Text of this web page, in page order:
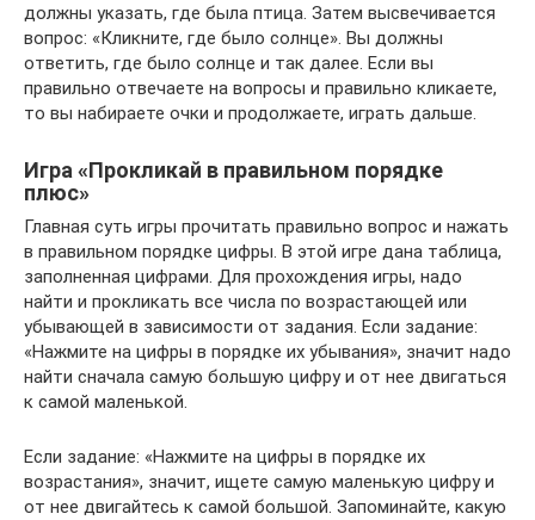
должны указать, где была птица. Затем высвечивается
вопрос: «Кликните, где было солнце». Вы должны
ответить, где было солнце и так далее. Если вы
правильно отвечаете на вопросы и правильно кликаете,
то вы набираете очки и продолжаете, играть дальше.
Игра «Прокликай в правильном порядке
плюс»
Главная суть игры прочитать правильно вопрос и нажать
в правильном порядке цифры. В этой игре дана таблица,
заполненная цифрами. Для прохождения игры, надо
найти и прокликать все числа по возрастающей или
убывающей в зависимости от задания. Если задание:
«Нажмите на цифры в порядке их убывания», значит надо
найти сначала самую большую цифру и от нее двигаться
к самой маленькой.
Если задание: «Нажмите на цифры в порядке их
возрастания», значит, ищете самую маленькую цифру и
от нее двигайтесь к самой большой. Запоминайте, какую